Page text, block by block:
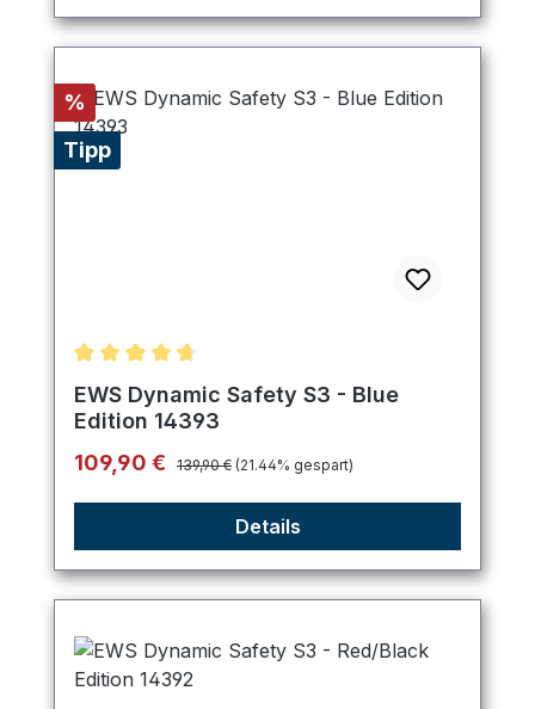
Rabatt
%
Tipp
Durchschnittliche Bewertung von 4.8 von 5
EWS Dynamic Safety S3 - Blue
Edition 14393
Verkaufspreis:
109,90 € Regulärer Preis:
139,90 € (21.44% gespart)
Details